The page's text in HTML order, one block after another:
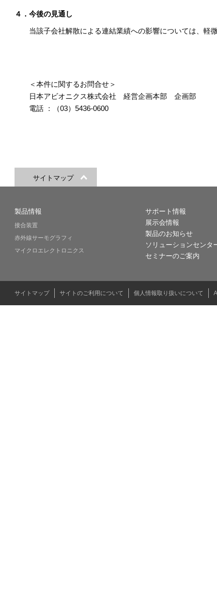
４．今後の見通し
当該子会社解散による連結業績への影響については、軽
＜本件に関するお問合せ＞
日本アビオニクス株式会社 経営企画本部 企画部
電話 ：（03）5436-0600
サイトマップ
製品情報
接合装置
赤外線サーモグラフィ
マイクロエレクトロニクス
サポート情報
展示会情報
製品のお知らせ
ソリューションセンタ
セミナーのご案内
サイトマップ サイトのご利用について 個人情報取り扱いについて